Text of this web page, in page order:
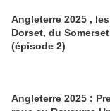
Angleterre 2025 , les surprises du
Dorset, du
(épisode 2)
Angleterre 2025 :